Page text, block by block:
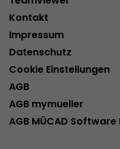
Kontakt
Impressum
Datenschutz
Cookie Einstellungen
AGB
AGB mymueller
AGB MÜCAD Software
Zweck
Codes
Name
Provider